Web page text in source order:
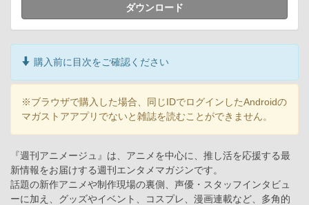
ダウンロード
購入前に目次をご確認ください
※ブラウザで購入した場合、同じIDでログインしたAndroidの
マガストアアプリでないと雑誌を読むことができません。
『週刊アニメージュ』は、アニメを中心に、推し活を応援する最
新情報をお届けする週刊エンタメマガジンです。
話題の新作アニメや制作現場の裏側、声優・スタッフインタビュ
ーに加え、グッズやイベント、コスプレ、漫画連載など、多角的